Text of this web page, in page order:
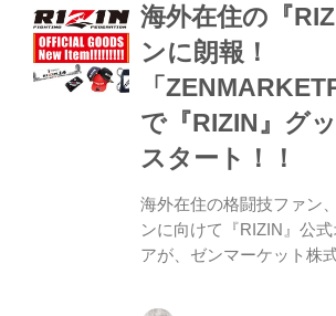
すでしょうか？ 海 とにか
にいって出し切れたとは
やっぱりしっかり倒した
少し悔いが残ります。
く殴り合うという流れに
最後、覚悟決めて倒しに
ちょっと熱くなり過ぎて
海外在住の『
ンに朗報！
「
で『RIZIN』グ
スタート！！
海外在住の格闘技ファン
ンに向けて『RIZIN』公
アが、ゼンマーケット株
店！海外在住の方が購入